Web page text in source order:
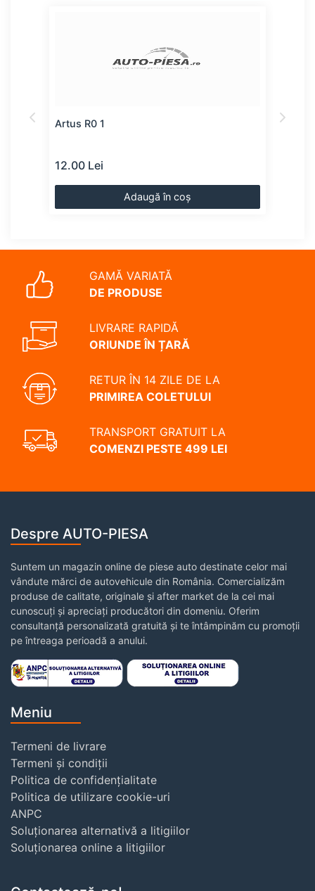
Artus R0 1
12.00 Lei
Adaugă în coș
GAMĂ VARIATĂ
DE PRODUSE
LIVRARE RAPIDĂ
ORIUNDE ÎN ȚARĂ
RETUR ÎN 14 ZILE DE LA
PRIMIREA COLETULUI
TRANSPORT GRATUIT LA
COMENZI PESTE 499 LEI
Despre AUTO-PIESA
Suntem un magazin online de piese auto destinate celor mai
vândute mărci de autovehicule din România. Comercializăm
produse de calitate, originale și after market de la cei mai
cunoscuți și apreciați producători din domeniu. Oferim
consultanță personalizată gratuită și te întâmpinăm cu promoții
pe întreaga perioadă a anului.
Meniu
Termeni de livrare
Termeni și condiții
Politica de confidențialitate
Politica de utilizare cookie-uri
ANPC
Soluționarea alternativă a litigiilor
Soluționarea online a litigiilor